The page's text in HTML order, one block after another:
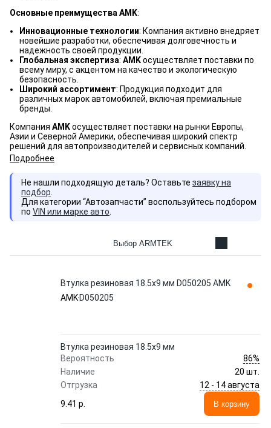
Основные преимущества AMK:
Инновационные технологии: Компания активно внедряет
новейшие разработки, обеспечивая долговечность и
надежность своей продукции.
Глобальная экспертиза: AMKосуществляет поставки по
всему миру, с акцентом на качество и экологическую
безопасность.
Широкий ассортимент: Продукция подходит для
различных марок автомобилей, включая премиальные
бренды.
Компания AMKосуществляет поставки на рынки Европы,
Азии и Северной Америки, обеспечивая широкий спектр
решений для автопроизводителей и сервисных компаний.
Подробнее
Не нашли подходящую деталь? Оставьте заявку на
подбор
Для категории “Автозапчасти” воспользуйтесь подбором
по VIN или марке авто
Выбор ARMTEK
Втулка резиновая 18.5x9 мм D050205 AMK
AMK D050205
Втулка резиновая 18.5x9 мм
Вероятность
86%
Наличие
20 шт.
Отгрузка
12 - 14 августа
9.41 p.
В корзину